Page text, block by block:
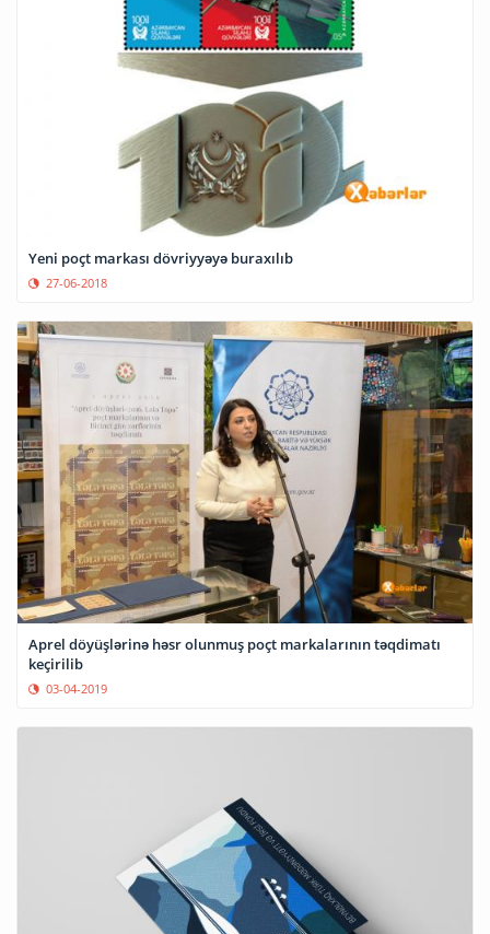
Yeni poçt markası dövriyyəyə buraxılıb
27-06-2018
Aprel döyüşlərinə həsr olunmuş poçt markalarının təqdimatı
keçirilib
03-04-2019